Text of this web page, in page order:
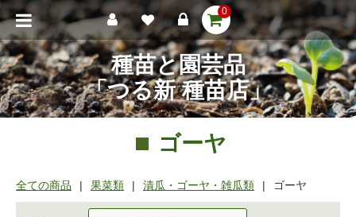
0
種苗と園芸品
「つる新 種苗店」
ゴーヤ
全ての商品 果菜類 漬瓜・ゴーヤ・雑瓜類 ゴーヤ